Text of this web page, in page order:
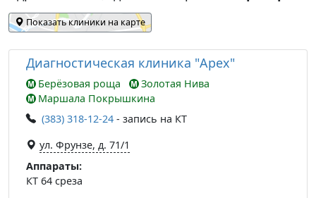
Показать клиники на карте
Диагностическая клиника "Apex"
Берёзовая роща
Золотая Нива
Маршала Покрышкина
(383) 318-12-24 - запись на КТ
ул. Фрунзе, д. 71/1
Аппараты:
КТ 64 среза